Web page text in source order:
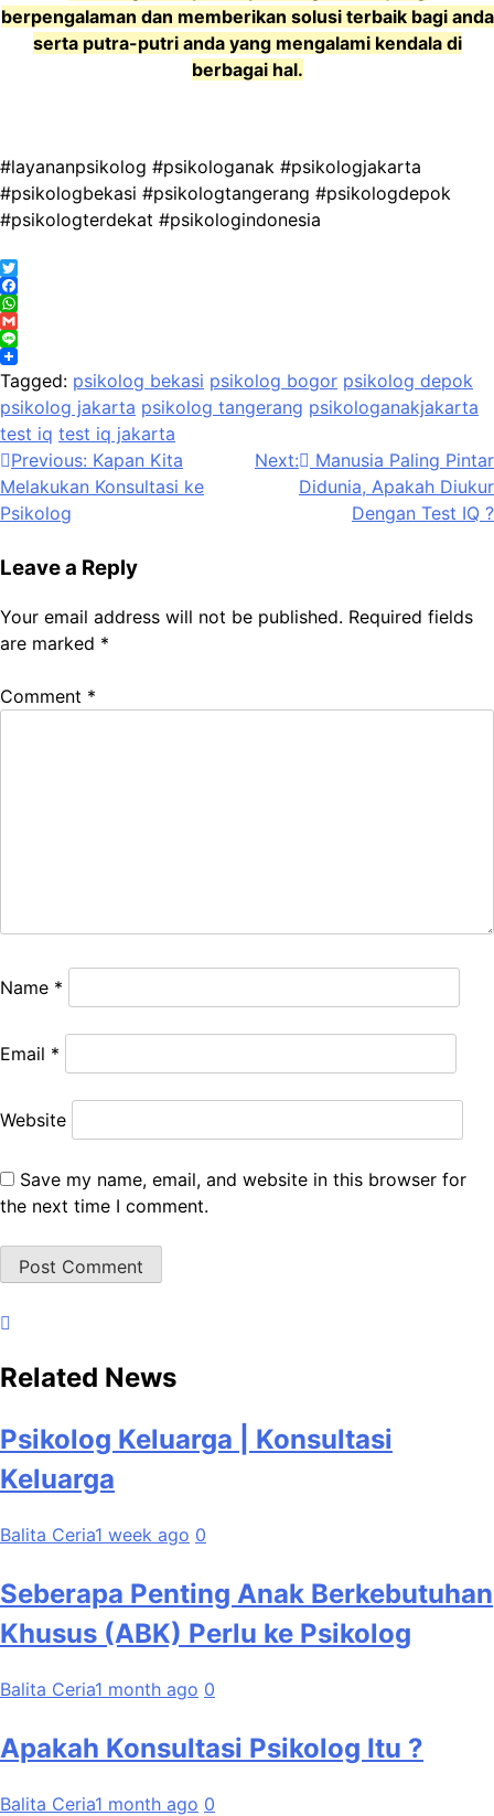
berpengalaman dan memberikan solusi terbaik bagi anda
serta putra-putri anda yang mengalami kendala di
berbagai hal.
#layananpsikolog #psikologanak #psikologjakarta
#psikologbekasi #psikologtangerang #psikologdepok
#psikologterdekat #psikologindonesia
Twitter
Facebook
WhatsApp
Gmail
Line
Tagged: psikolog bekasi psikolog bogor psikolog depok
psikolog jakarta psikolog tangerang psikologanakjakarta
test iq test iq jakarta
Post
navigation
Previous: Kapan Kita
Melakukan Konsultasi ke
Psikolog
Next:
Manusia Paling Pintar
Didunia, Apakah Diukur
Dengan Test IQ ?
Leave a Reply
Your email address will not be published. Required fields
are marked *
Comment *
Name *
Email *
Website
Save my name, email, and website in this browser for
the next time I comment.
Related News
Psikolog Keluarga | Konsultasi
Keluarga
Balita Ceria1 week ago 0
Seberapa Penting Anak Berkebutuhan
Khusus (ABK) Perlu ke Psikolog
Balita Ceria1 month ago 0
Apakah Konsultasi Psikolog Itu ?
Balita Ceria1 month ago 0